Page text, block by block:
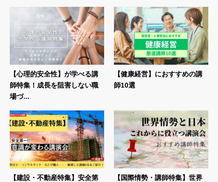
【心理的安全性】が学べる講
師特集！成長を阻害しない職
場づ...
【健康経営】におすすめの講
師10選
【建設・不動産特集】安全第
【国際情勢・講師特集】世界